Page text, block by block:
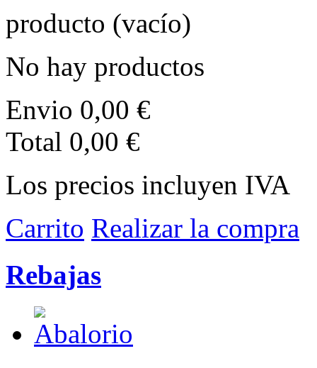
producto (vacío)
No hay productos
Envio 0,00 €
Total 0,00 €
Los precios incluyen IVA
Carrito Realizar la compra
Rebajas